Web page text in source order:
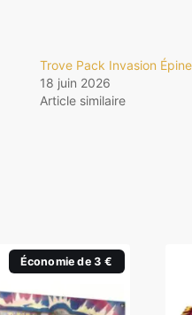
Trove Pack Invasion
18 juin 2026
Article similaire
Économie de 3 €